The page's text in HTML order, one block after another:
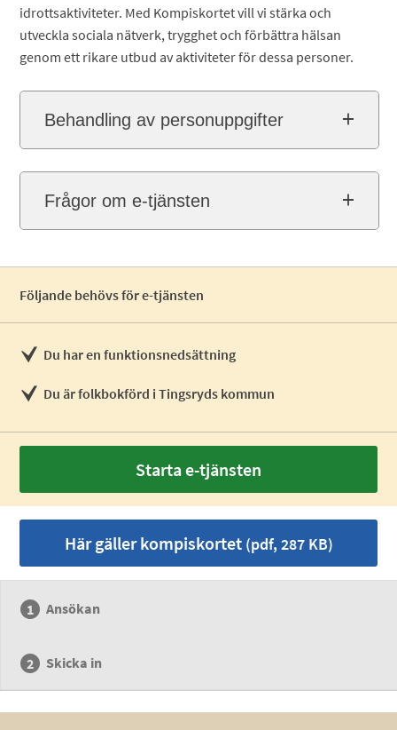
idrottsaktiviteter. Med Kompiskortet vill vi stärka och
utveckla sociala nätverk, trygghet och förbättra hälsan
genom ett rikare utbud av aktiviteter för dessa personer.
Behandling av personuppgifter
Frågor om e-tjänsten
Följande behövs för e-tjänsten
Du har en funktionsnedsättning
Du är folkbokförd i Tingsryds kommun
Starta e-tjänsten
Här gäller kompiskortet(pdf, 287 KB)
Ansökan
Skicka in